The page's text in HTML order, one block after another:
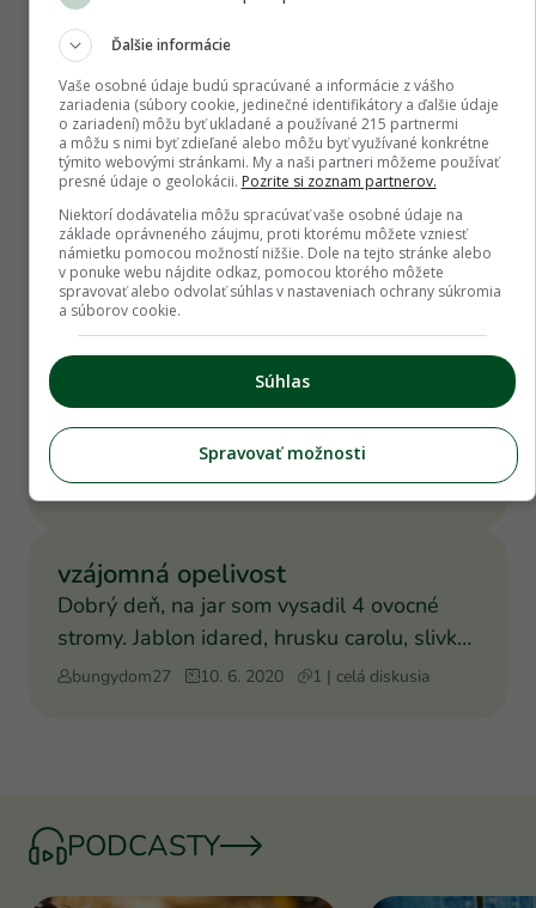
DISKUSIE NA TÉMU ČLÁNKU
Výsev bez pôdy v samokrútkach
Koľko semien u mňa vyšlo na zmar ani
nebudem hovoriť. Čo všetko sadíte priamo
a čo z priesad? Ja už
emasan 24. 3. 2021 10 | celá diskusia
Samospad v nadrzi
Ahojte mam nadrz s ponornym cerpadlom
na zahradne polievanie. Zistil som ze ked
cerpadlo vypnem cez
lelovskymartin 26. 5. 2023 1 | celá diskusia
vzájomná opelivost
Dobrý deň, na jar som vysadil 4 ovocné
stromy. Jablon idared, hrusku carolu, slivku
cacansku lepotic
bungydom27 10. 6. 2020 1 | celá diskusia
PODCASTY
Ďalšie informácie
Vaše osobné údaje budú spracúvané a informácie z vášho
zariadenia (súbory cookie, jedinečné identifikátory a ďalšie údaje
o zariadení) môžu byť ukladané a používané 215 partnermi
a môžu s nimi byť zdieľané alebo môžu byť využívané konkrétne
týmito webovými stránkami. My a naši partneri môžeme používať
presné údaje o geolokácii. Pozrite si zoznam partnerov.
Niektorí dodávatelia môžu spracúvať vaše osobné údaje na
základe oprávneného záujmu, proti ktorému môžete vzniesť
námietku pomocou možností nižšie. Dole na tejto stránke alebo
v ponuke webu nájdite odkaz, pomocou ktorého môžete
spravovať alebo odvolať súhlas v nastaveniach ochrany súkromia
a súborov cookie.
Súhlas
Spravovať možnosti